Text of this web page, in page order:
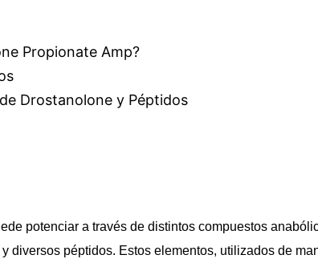
Propionate Amp?
Drostanolone y Péptidos
potenciar a través de distintos compuestos
diversos péptidos. Estos elementos, utilizados de